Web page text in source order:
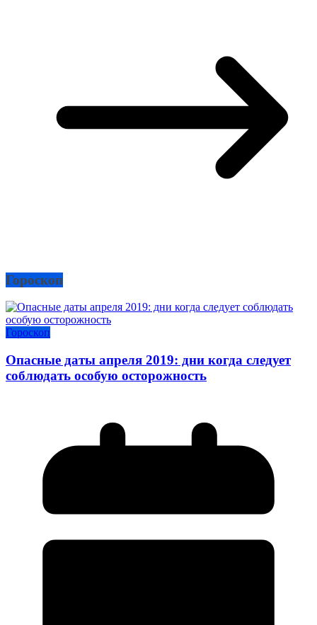
Гороскоп
Гороскоп
Опасные даты апреля 2019: дни когда следует
соблюдать особую осторожность